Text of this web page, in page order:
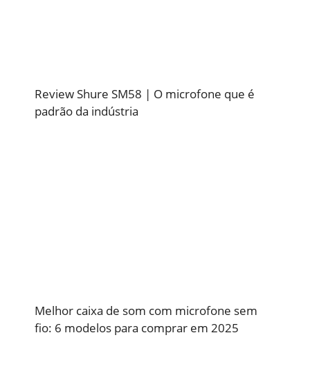
Review Shure SM58 | O microfone que é
padrão da indústria
Melhor caixa de som com microfone sem
fio: 6 modelos para comprar em 2025